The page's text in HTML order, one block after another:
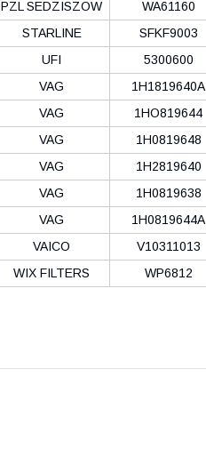
PZL SEDZISZOW
WA61160
STARLINE
SFKF9003
UFI
5300600
VAG
1H1819640A
VAG
1HO819644
VAG
1H0819648
VAG
1H2819640
VAG
1H0819638
VAG
1H0819644A
VAICO
V10311013
WIX FILTERS
WP6812